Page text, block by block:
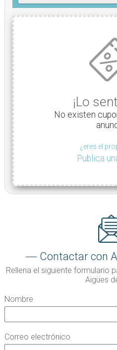
¡Lo
No existen
¿eres el
Publica
Contactar con
Rellena el siguiente formulario
Aigües
Nombre
Correo electrónico